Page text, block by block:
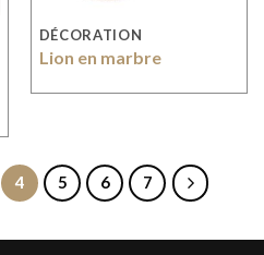
DÉCORATION
Lion en marbre
4 5 6 7